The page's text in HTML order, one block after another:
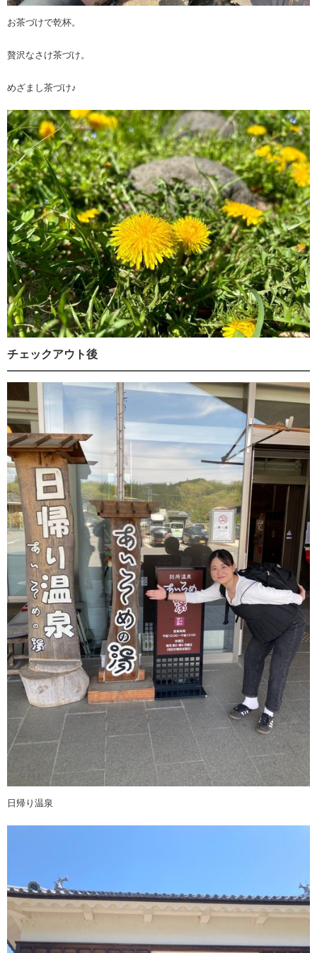
お茶づけで乾杯。
贅沢なさけ茶づけ。
めざまし茶づけ♪
チェックアウト後
日帰り温泉